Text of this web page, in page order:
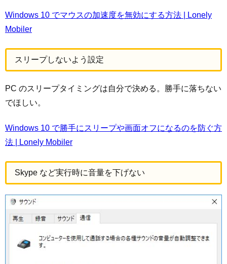
Windows 10 でマウスの加速度を無効にする方法 | Lonely
Mobiler
スリープしないよう設定
PC のスリープタイミングは自分で決める。勝手に落ちない
でほしい。
Windows 10 で勝手にスリープや画面オフになるのを防ぐ方
法 | Lonely Mobiler
Skype など実行時に音量を下げない